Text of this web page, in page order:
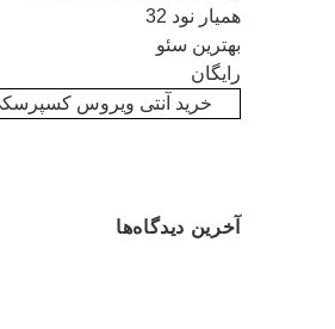
همیار نود 32
بهترین سئو
رایگان
خرید آنتی ویروس
آخرین دیدگاه‌ها